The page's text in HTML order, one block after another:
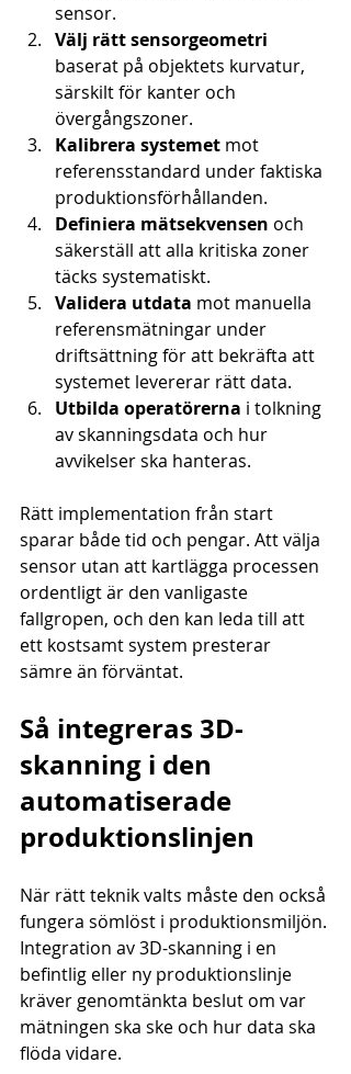
sensor.
Välj rätt sensorgeometri
baserat på objektets kurvatur,
särskilt för kanter och
övergångszoner.
Kalibrera systemet mot
referensstandard under faktiska
produktionsförhållanden.
Definiera mätsekvensen och
säkerställ att alla kritiska zoner
täcks systematiskt.
Validera utdata mot manuella
referensmätningar under
driftsättning för att bekräfta att
systemet levererar rätt data.
Utbilda operatörerna i tolkning
av skanningsdata och hur
avvikelser ska hanteras.
Rätt implementation från start
sparar både tid och pengar. Att välja
sensor utan att kartlägga processen
ordentligt är den vanligaste
fallgropen, och den kan leda till att
ett kostsamt system presterar
sämre än förväntat.
Så integreras 3D-
skanning i den
automatiserade
produktionslinjen
När rätt teknik valts måste den också
fungera sömlöst i produktionsmiljön.
Integration av 3D-skanning i en
befintlig eller ny produktionslinje
kräver genomtänkta beslut om var
mätningen ska ske och hur data ska
flöda vidare.